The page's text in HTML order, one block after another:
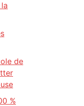
de
%